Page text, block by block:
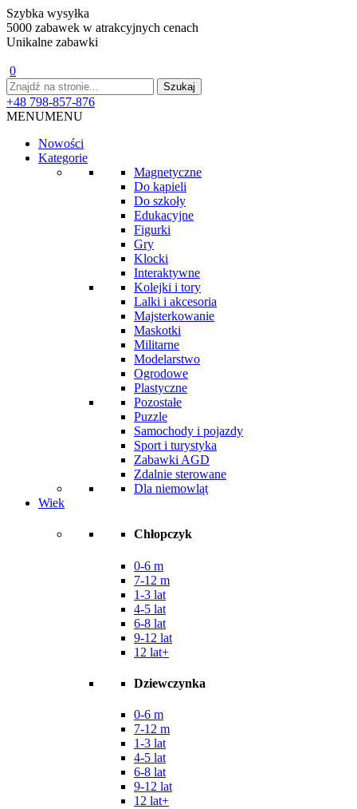
Szybka wysyłka
5000 zabawek w atrakcyjnych cenach
Unikalne zabawki
0
+48 798-857-876
MENUMENU
Nowości
Kategorie
Magnetyczne
Do kąpieli
Do szkoły
Edukacyjne
Figurki
Gry
Klocki
Interaktywne
Kolejki i tory
Lalki i akcesoria
Majsterkowanie
Maskotki
Militarne
Modelarstwo
Ogrodowe
Plastyczne
Pozostałe
Puzzle
Samochody i pojazdy
Sport i turystyka
Zabawki AGD
Zdalnie sterowane
Dla niemowląt
Wiek
Chłopczyk
0-6 m
7-12 m
1-3 lat
4-5 lat
6-8 lat
9-12 lat
12 lat+
Dziewczynka
0-6 m
7-12 m
1-3 lat
4-5 lat
6-8 lat
9-12 lat
12 lat+